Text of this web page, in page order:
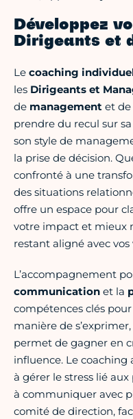
Développez
Dirigeants et
Le coaching
les Dirigeants et
de management et de
prendre du recul sur
son style de
la prise de décision.
confronté à une
des situations
offre un espace pour
votre impact et mieux
restant aligné avec
L’accompagnement
communication et la
compétences clés
manière de
permet de gagner en
influence. Le coaching
à gérer le stress lié
à communiquer avec
comité de direction,